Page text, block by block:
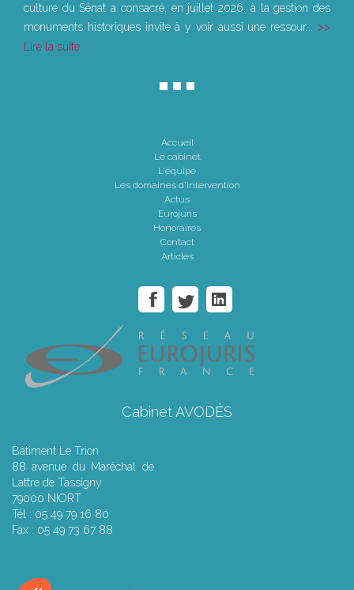
culture du Sénat a consacré, en juillet 2026, à la gestion des
monuments historiques invite à y voir aussi une ressour...
Lire la suite
Accueil
Le cabinet
L'équipe
Les domaines d'intervention
Actus
Eurojuris
Honoraires
Contact
Articles
Cabinet AVODÈS
Bâtiment Le Trion
88 avenue du Maréchal de
Lattre de Tassigny
79000 NIORT
Tél : 05 49 79 16 80
Fax : 05 49 73 67 88